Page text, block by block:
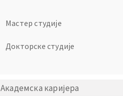
Мастер студије
Докторске студије
Академска каријера